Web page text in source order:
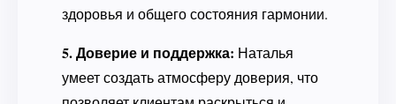
здоровья и общего состояния гармонии.
5. Доверие и поддержка: Наталья
умеет создать атмосферу доверия, что